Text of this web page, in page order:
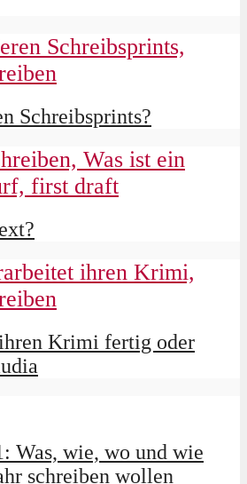
Schreibsprints?
Krimi fertig oder
Was, wie, wo und wie
schreiben wollen